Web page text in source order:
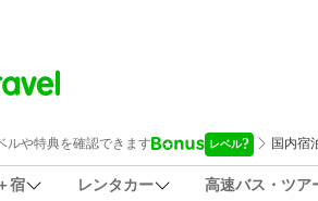
宿 レンタカー 高速バス・ツア